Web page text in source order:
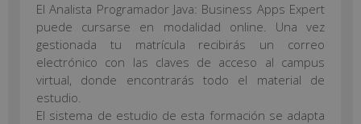
El Analista Programador Java: Business Apps Expert
puede cursarse en modalidad online. Una vez
gestionada tu matrícula recibirás un correo
electrónico con las claves de acceso al campus
virtual, donde encontrarás todo el material de
estudio.
El sistema de estudio de esta formación se adapta